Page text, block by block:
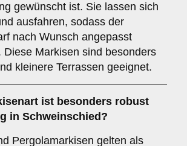
gewünscht ist. Sie lassen sich
ausfahren, sodass der
nach Wunsch angepasst
Diese Markisen sind besonders
kleinere Terrassen geeignet.
ist besonders robust
in Schweinschied?
Pergolamarkisen gelten als